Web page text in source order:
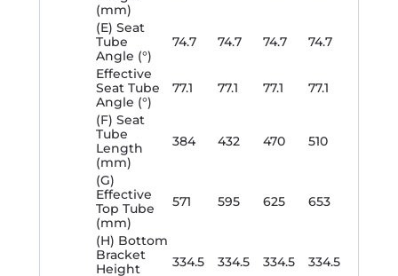
(mm)
(E) Seat
Tube
Angle (°)
74.7 74.7 74.7
74.7
Effective
Seat Tube
Angle (°)
77.1 77.1 77.1
77.1
(F) Seat
Tube
Length
(mm)
384 432 470 510
(G)
Effective
Top Tube
(mm)
571 595 625 653
(H) Bottom
Bracket
Height
334.5 334.5 334.5 334.5